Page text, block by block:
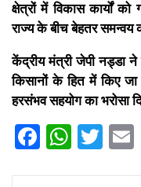
क्षेत्रों में विकास कार्यों
राज्य के बीच बेहतर समन्वय
केंद्रीय मंत्री जेपी नड्डा
किसानों के हित में किए जा
हरसंभव सहयोग का भरोसा
Facebook